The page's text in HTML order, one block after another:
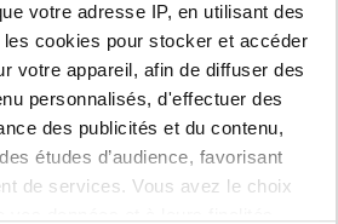
votre adresse IP, en utilisant des
cookies pour stocker et accéder
votre appareil, afin de diffuser des
personnalisés, d'effectuer des
des publicités et du contenu,
études d’audience, favorisant
de services. Vous avez le choix
les cultures de l´information »
pour développer des projets
le programme cadre « innovation et
learning, Communication et Open-
r
au sein de réseaux et